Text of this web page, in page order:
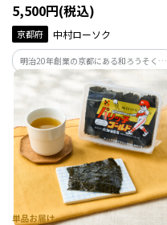
5,500円(税込)
京都府 中村ローソク
明治20年創業の京都にある和ろうそく店
の中村ローソクがつくりました。湿気に
強く大切に保管できる桐箱入りで進物に
最適です。